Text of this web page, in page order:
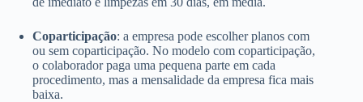
Coparticipação: a empresa pode escolher planos com
ou sem coparticipação. No modelo com coparticipação,
o colaborador paga uma pequena parte em cada
procedimento, mas a mensalidade da empresa fica mais
baixa.